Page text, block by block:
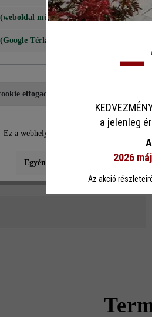
falazókő modern hosszúságával és
kőrendszernek köszönhető. Emellett
működése)
Térkép)
elfogadása
Ez a webhely cookie-kat használ, hogy a
Egyéni beállítások Csak
a jelenleg
2026
Az akció